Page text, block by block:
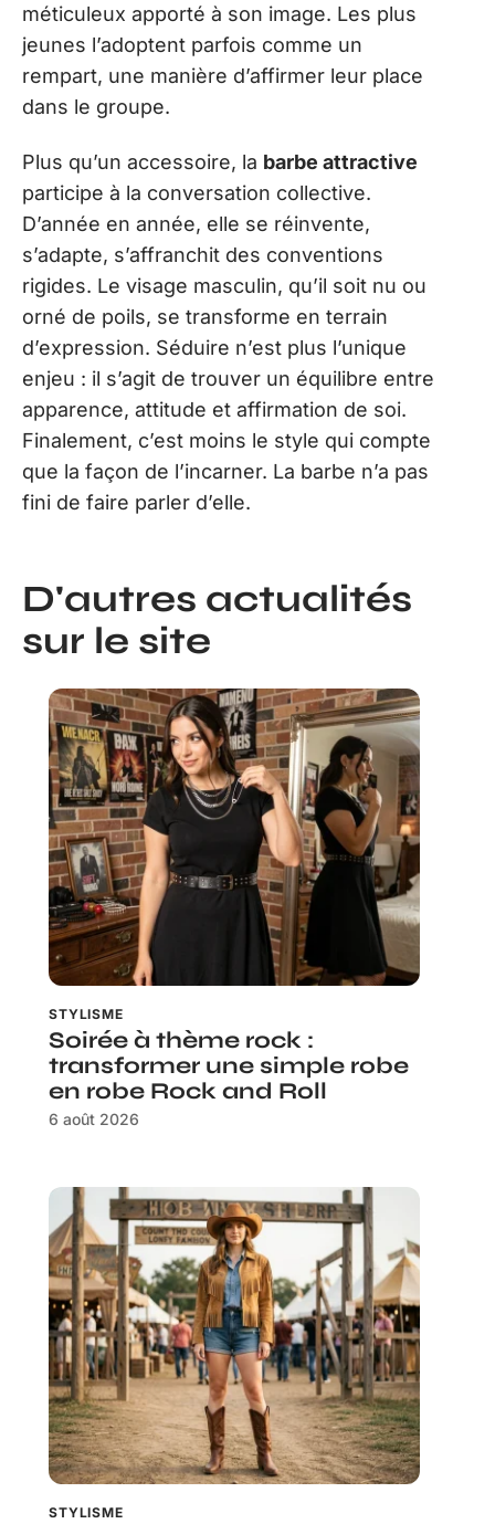
méticuleux apporté à son image. Les plus
jeunes l’adoptent parfois comme un
rempart, une manière d’affirmer leur place
dans le groupe.
Plus qu’un accessoire, la barbe attractive
participe à la conversation collective.
D’année en année, elle se réinvente,
s’adapte, s’affranchit des conventions
rigides. Le visage masculin, qu’il soit nu ou
orné de poils, se transforme en terrain
d’expression. Séduire n’est plus l’unique
enjeu : il s’agit de trouver un équilibre entre
apparence, attitude et affirmation de soi.
Finalement, c’est moins le style qui compte
que la façon de l’incarner. La barbe n’a pas
fini de faire parler d’elle.
D'autres actualités
sur le site
STYLISME
Soirée à thème rock :
transformer une simple robe
en robe Rock and Roll
6 août 2026
STYLISME